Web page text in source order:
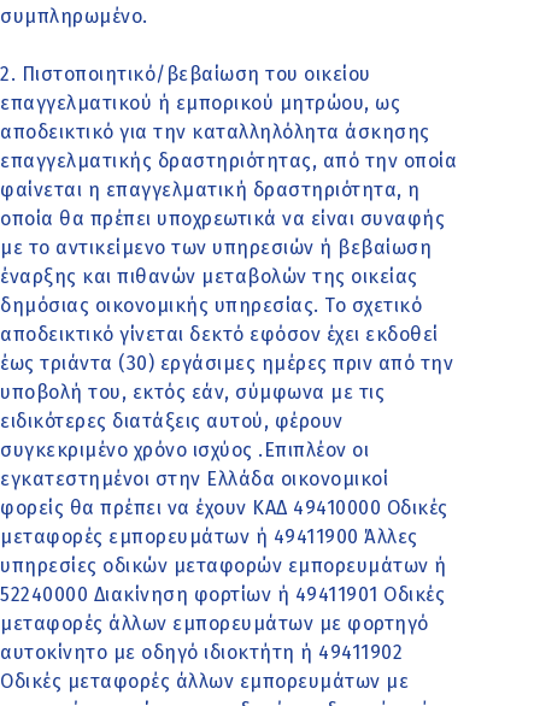
συμπληρωμένο.
2. Πιστοποιητικό/βεβαίωση του οικείου
επαγγελματικού ή εμπορικού μητρώου, ως
αποδεικτικό για την καταλληλόλητα άσκησης
επαγγελματικής δραστηριότητας, από την οποία
φαίνεται η επαγγελματική δραστηριότητα, η
οποία θα πρέπει υποχρεωτικά να είναι συναφής
με το αντικείμενο των υπηρεσιών ή βεβαίωση
έναρξης και πιθανών μεταβολών της οικείας
δημόσιας οικονομικής υπηρεσίας. Το σχετικό
αποδεικτικό γίνεται δεκτό εφόσον έχει εκδοθεί
έως τριάντα (30) εργάσιμες ημέρες πριν από την
υποβολή του, εκτός εάν, σύμφωνα με τις
ειδικότερες διατάξεις αυτού, φέρουν
συγκεκριμένο χρόνο ισχύος .Επιπλέον οι
εγκατεστημένοι στην Ελλάδα οικονομικοί
φορείς θα πρέπει να έχουν ΚΑΔ 49410000 Οδικές
μεταφορές εμπορευμάτων ή 49411900 Άλλες
υπηρεσίες οδικών μεταφορών εμπορευμάτων ή
52240000 Διακίνηση φορτίων ή 49411901 Οδικές
μεταφορές άλλων εμπορευμάτων με φορτηγό
αυτοκίνητο με οδηγό ιδιοκτήτη ή 49411902
Οδικές μεταφορές άλλων εμπορευμάτων με